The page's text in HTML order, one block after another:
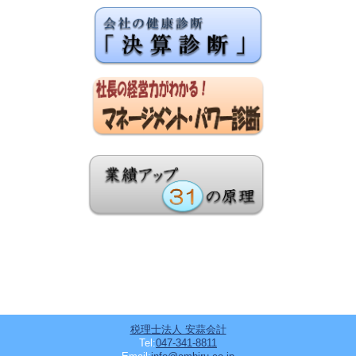
税理士法人 安蒜会計
Tel:047-341-8811